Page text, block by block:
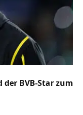
BVB-Star zum